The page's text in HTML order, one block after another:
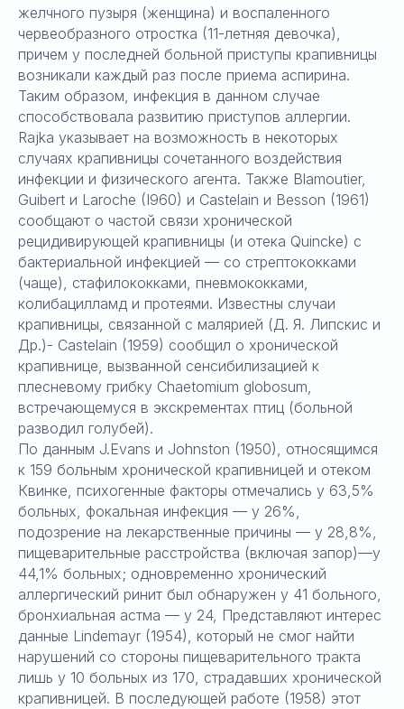
желчного пузыря (женщина) и воспаленного
червеобразного отростка (11-летняя девочка),
причем у последней больной приступы крапивницы
возникали каждый раз после приема аспирина.
Таким образом, инфекция в данном случае
способствовала развитию приступов аллергии.
Rajka указывает на возможность в некоторых
случаях крапивницы сочетанного воздействия
инфекции и физического агента. Также Blamoutier,
Guibert и Laroche (I960) и Castelain и Besson (1961)
сообщают о частой связи хронической
рецидивирующей крапивницы (и отека Quincke) с
бактериальной инфекцией — со стрептококками
(чаще), стафилококками, пневмококками,
колибацилламд и протеями. Известны случаи
крапивницы, связанной с малярией (Д. Я. Липскис и
Др.)- Castelain (1959) сообщил о хронической
крапивнице, вызванной сенсибилизацией к
плесневому грибку Chaetomium globosum,
встречающемуся в экскрементах птиц (больной
разводил голубей).
По данным J.Evans и Johnston (1950), относящимся
к 159 больным хронической крапивницей и отеком
Квинке, психогенные факторы отмечались у 63,5%
больных, фокальная инфекция — у 26%,
подозрение на лекарственные причины — у 28,8%,
пищеварительные расстройства (включая запор)—у
44,1% больных; одновременно хронический
аллергический ринит был обнаружен у 41 больного,
бронхиальная астма — у 24, Представляют интерес
данные Lindemayr (1954), который не смог найти
нарушений со стороны пищеварительного тракта
лишь у 10 больных из 170, страдавших хронической
крапивницей. В последующей работе (1958) этот